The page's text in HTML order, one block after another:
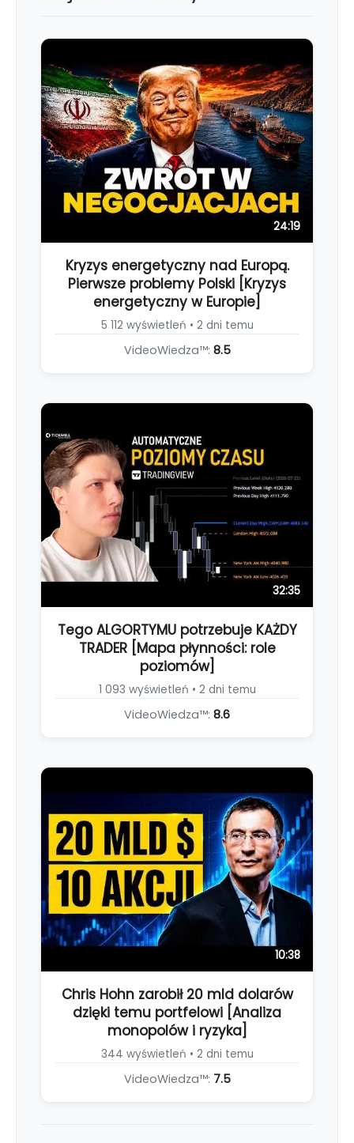
24:19
Kryzys energetyczny nad Europą.
Pierwsze problemy Polski [Kryzys
energetyczny w Europie]
5 112 wyświetleń • 2 dni temu
VideoWiedza™: 8.5
32:35
Tego ALGORTYMU potrzebuje KAŻDY
TRADER [Mapa płynności: role
poziomów]
1 093 wyświetleń • 2 dni temu
VideoWiedza™: 8.6
10:38
Chris Hohn zarobił 20 mld dolarów
dzięki temu portfelowi [Analiza
monopolów i ryzyka]
344 wyświetleń • 2 dni temu
VideoWiedza™: 7.5